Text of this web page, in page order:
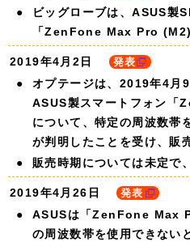
ビッグローブは、ASUS製
「ZenFone Max Pro (M2)
2019年4月2日 発表
オプテージは、2019年4月
ASUS製スマートフォン
について、特定の周波数帯
が判明したことを受け、販
販売時期については未定で
2019年4月26日 発表
ASUSは「ZenFone Max
の周波数帯を使用できない